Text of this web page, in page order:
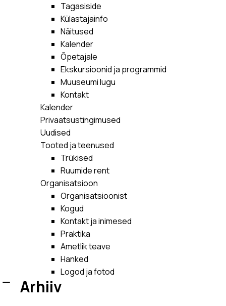
Tagasiside
Külastajainfo
Näitused
Kalender
Õpetajale
Ekskursioonid ja programmid
Muuseumi lugu
Kontakt
Kalender
Privaatsustingimused
Uudised
Tooted ja teenused
Trükised
Ruumide rent
Organisatsioon
Organisatsioonist
Kogud
Kontakt ja inimesed
Praktika
Ametlik teave
Hanked
Logod ja fotod
Arhiiv